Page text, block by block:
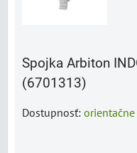
Spojka Arbiton
(6701313)
Dostupnosť: